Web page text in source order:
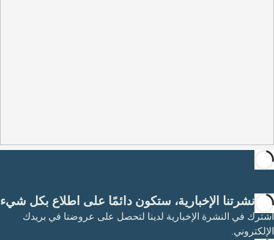
مع نشرتنا الإخبارية، ستكون دائمًا على اطلاع بكل شيء
اشترك في النشرة الإخبارية لدينا لتحصل على عروضنا في بريدك
الإلكتروني.